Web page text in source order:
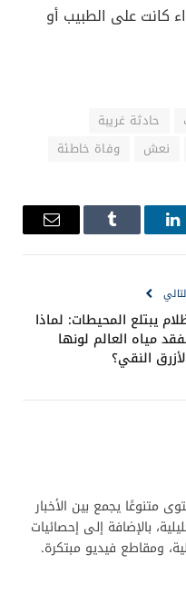
كانت على الطبيب أو
حادثة غريبة
نعش وفاة خاطئة
لينكدإن Tumblr
البريد
يبتلع المحيطات: لماذا
مياه العالم لونها
النقي؟
متنوعًا يجمع بين الأخبار
بالإضافة إلى إحصائيات
ومقاطع فيديو مبتكرة.